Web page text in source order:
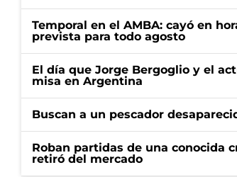
Temporal en el AMBA: cayó en
prevista para todo agosto
El día que Jorge Bergoglio y el
misa en Argentina
Buscan a un pescador
Roban partidas de una conocida
retiró del mercado